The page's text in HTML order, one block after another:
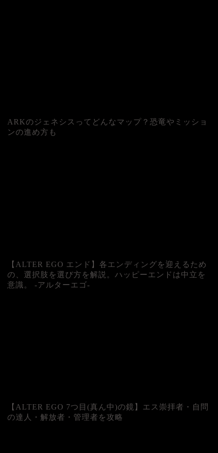
ARKのジェネシスってどんなマップ？恐竜やミッショ
ンの進め方も
【ALTER EGO エンド】各エンディングを迎えるため
の、選択肢を選び方を解説。ハッピーエンドは中立を
意識。 -アルターエゴ-
【ALTER EGO 7つ目(真ん中)の鏡】エス崇拝者・自問
の達人・解放者・管理者を攻略